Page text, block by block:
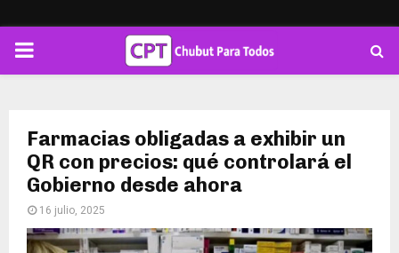
PRIMARY
Farmacias obligadas a exhibir un
QR con precios: qué controlará el
Gobierno desde ahora
16 julio, 2025